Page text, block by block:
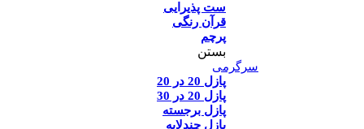
ست پذیرایی
قرآن رنگی
پرچم
بستن
سرگرمی
پازل 20 در 20
پازل 20 در 30
پازل برجسته
پازل چندلایه